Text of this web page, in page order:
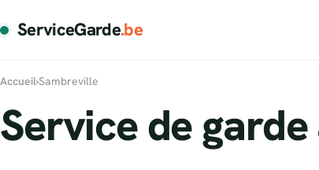
ServiceGarde.be
Accueil›Sambreville
Service de